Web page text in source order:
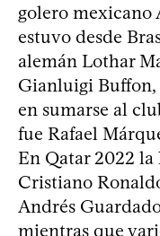
golero mexicano
estuvo desde
alemán Lothar
Gianluigi Buffon,
en sumarse al
fue Rafael
En Qatar 2022
Cristiano
Andrés
mientras que